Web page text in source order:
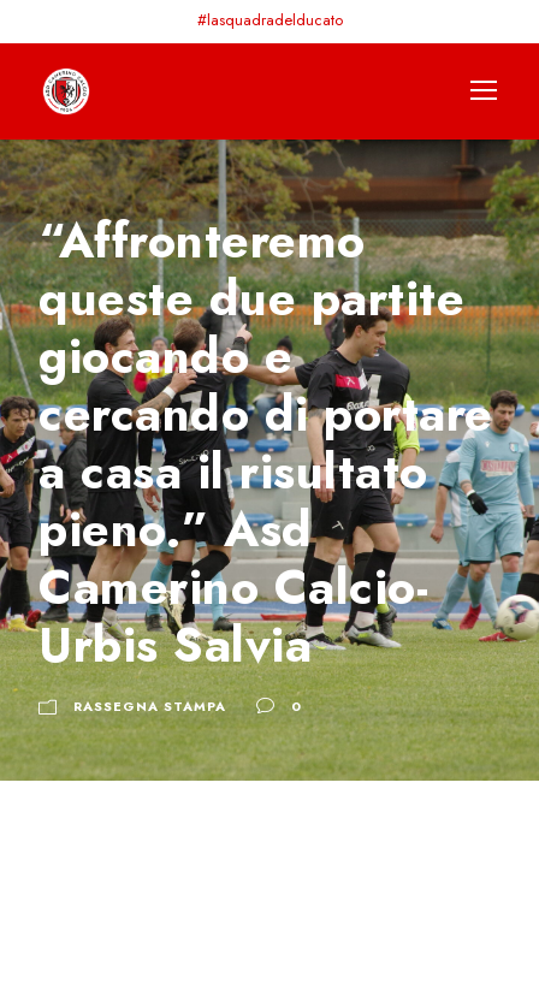
#lasquadradelducato
“Affronteremo
queste due partite
giocando e
cercando di portare
a casa il risultato
pieno.” Asd
Camerino Calcio-
Urbis Salvia
RASSEGNA STAMPA 0